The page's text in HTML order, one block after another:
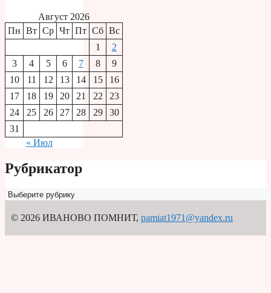
Август 2026
Пн Вт Ср Чт Пт Сб Вс
1
2
3
4 5 6 7 8
9
10
11 12 13 14 15
16
17
18 19 20 21 22
23
24
25 26 27 28 29
30
31
« Июл
Рубрикатор
Рубрикатор
© 2026 ИВАНОВО ПОМНИТ, pamiat1971@yandex.ru